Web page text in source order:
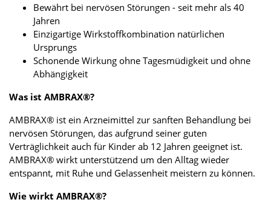
Bewährt bei nervösen Störungen - seit mehr als 40
Jahren
Einzigartige Wirkstoffkombination natürlichen
Ursprungs
Schonende Wirkung ohne Tagesmüdigkeit und ohne
Abhängigkeit
Was ist AMBRAX®?
AMBRAX® ist ein Arzneimittel zur sanften Behandlung bei
nervösen Störungen, das aufgrund seiner guten
Verträglichkeit auch für Kinder ab 12 Jahren geeignet ist.
AMBRAX® wirkt unterstützend um den Alltag wieder
entspannt, mit Ruhe und Gelassenheit meistern zu können.
Wie wirkt AMBRAX®?